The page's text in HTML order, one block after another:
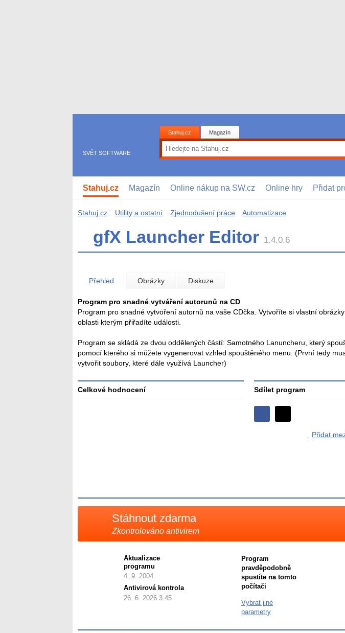
SVĚT SOFTWARE
Stahuj.cz Magazín
Stahuj.cz Magazín Online nákup na SW.cz Online hry Přidat
Stahuj.cz Utility a ostatní Zjednodušení práce Automatizace
gfX Launcher Editor 1.4.0.6
Přehled Obrázky Diskuze
Program pro snadné vytváření autorunů na CD
Program pro snadné vytvoření autornů na vaše CDčka. Vytvoříte si vlastní
oblasti kterým přiřadíte události.
Program se skládá ze dvou oddělených částí: Samotného Lanuncheru, který
pomocí kterého si můžete vygenerovat vzhled spouštěného menu. (První tedy
vytvořit soubory, které dále využívá Launcher)
Celkové hodnocení Sdílet program
Sdílejte
Přidat
Stáhnout zdarma
Zkontrolováno antivirem
Aktualizace
programu
4. 9. 2004
Antivirová kontrola
26. 6. 2026 3:45
Program
pravděpodobně
spustíte na tomto
počítači
Vybrat jiné
parametry